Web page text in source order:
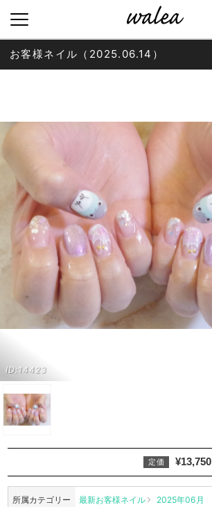
ID:14423
お客様ネイル（2025.06.14）
定価 ¥13,750
所属カテゴリー 最新お客様ネイル 2025年06月